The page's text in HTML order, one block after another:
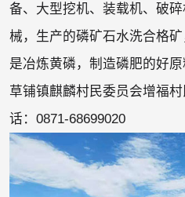
备、大型挖机、装载机、破
械，生产的磷矿石水洗合格矿
是冶炼黄磷，制造磷肥的好
草铺镇麒麟村民委员会增福
话：0871-68699020